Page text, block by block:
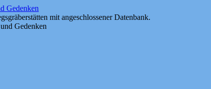
Gedenken
mit angeschlossener Datenbank.